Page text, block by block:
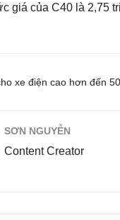
giá của C40 là 2,75
xe điện cao hơn đến
SƠN NGUYỄN
Content Creator